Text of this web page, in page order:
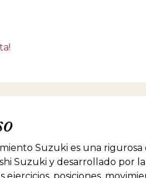
Suzuki es una rigurosa
Suzuki y desarrollado por
ejercicios, posiciones,